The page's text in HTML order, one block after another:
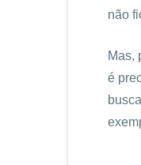
não
Mas,
é